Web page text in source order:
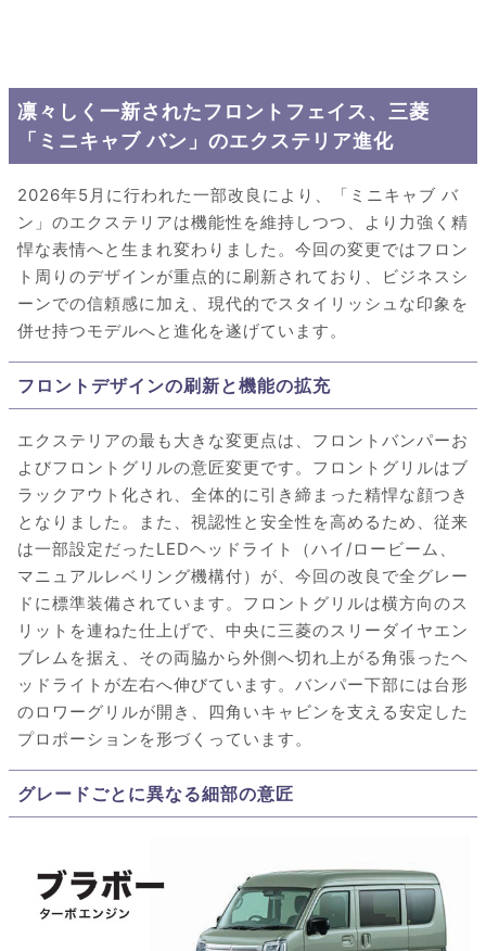
凛々しく一新されたフロントフェイス、三菱
「ミニキャブ バン」のエクステリア進化
2026年5月に行われた一部改良により、「ミニキャブ バ
ン」のエクステリアは機能性を維持しつつ、より力強く精
悍な表情へと生まれ変わりました。今回の変更ではフロン
ト周りのデザインが重点的に刷新されており、ビジネスシ
ーンでの信頼感に加え、現代的でスタイリッシュな印象を
併せ持つモデルへと進化を遂げています。
フロントデザインの刷新と機能の拡充
エクステリアの最も大きな変更点は、フロントバンパーお
よびフロントグリルの意匠変更です。フロントグリルはブ
ラックアウト化され、全体的に引き締まった精悍な顔つき
となりました。また、視認性と安全性を高めるため、従来
は一部設定だったLEDヘッドライト（ハイ/ロービーム、
マニュアルレベリング機構付）が、今回の改良で全グレー
ドに標準装備されています。フロントグリルは横方向のス
リットを連ねた仕上げで、中央に三菱のスリーダイヤエン
ブレムを据え、その両脇から外側へ切れ上がる角張ったヘ
ッドライトが左右へ伸びています。バンパー下部には台形
のロワーグリルが開き、四角いキャビンを支える安定した
プロポーションを形づくっています。
グレードごとに異なる細部の意匠